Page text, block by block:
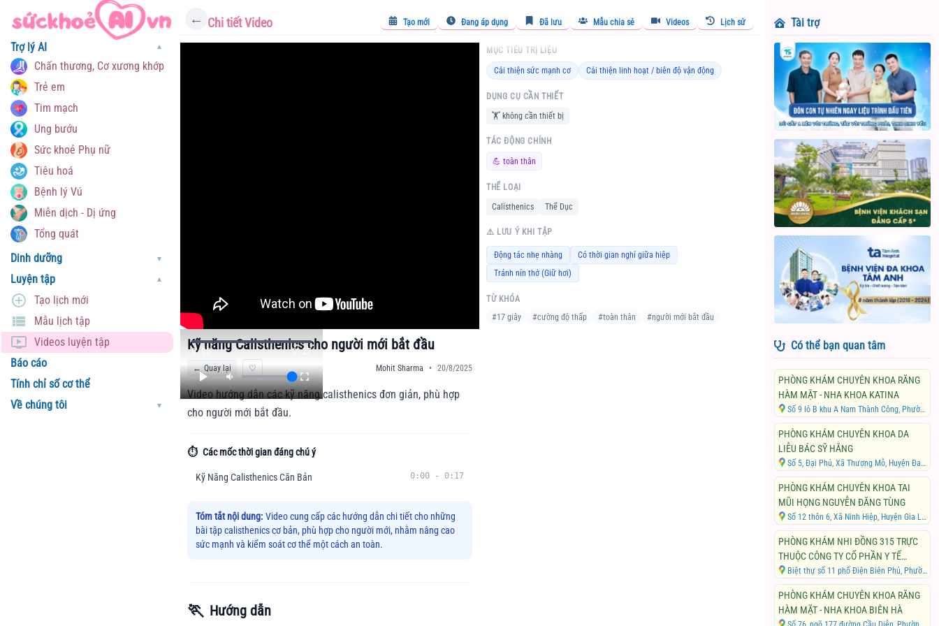
Trợ lý AI ▼
Chấn thương, Cơ xương khớp
Trẻ em
Tim mạch
Ung bướu
Sức khoẻ Phụ nữ
Tiêu hoá
Bệnh lý Vú
Miễn dịch - Dị ứng
Tổng quát
Dinh dưỡng
▼
Luyện tập ▼
Tạo lịch mới
Mẫu lịch tập
Videos luyện tập
Báo cáo
Tính chỉ số cơ thể
Về chúng tôi
▼
← Chi tiết Video Tạo mới Đang áp dụng Đã lưu Mẫu chia sẻ Videos Lịch sử
0:00 0:17
Kỹ năng Calisthenics cho người mới bắt đầu
← Quay lại ♡ Mohit Sharma • 20/8/2025
Video hướng dẫn các kỹ năng calisthenics đơn giản, phù hợp
cho người mới bắt đầu.
⏱️ Các mốc thời gian đáng chú ý
Kỹ Năng Calisthenics Căn Bản 0:00 - 0:17
Tóm tắt nội dung: Video cung cấp các hướng dẫn chi tiết cho những
bài tập calisthenics cơ bản, phù hợp cho người mới, nhằm nâng cao
sức mạnh và kiểm soát cơ thể một cách an toàn.
🏃 Hướng dẫn
MỤC TIÊU TRỊ LIỆU
Cải thiện sức mạnh cơ Cải thiện linh hoạt / biên độ vận động
DỤNG CỤ CẦN THIẾT
🏋️ không cần thiết bị
TÁC ĐỘNG CHÍNH
💪 toàn thân
THỂ LOẠI
Calisthenics
Thể Dục
⚠️ LƯU Ý KHI TẬP
Động tác nhẹ nhàng
Có thời gian nghỉ giữa hiệp
Tránh nín thở (Giữ hơi)
TỪ KHÓA
#17 giây #cường độ thấp #toàn thân #người mới bắt đầu
Tài trợ
Có thể bạn quan tâm
PHÒNG KHÁM CHUYÊN KHOA RĂNG
HÀM MẶT - NHA KHOA KATINA
Số 9 lô B khu A Nam Thành Công, Phường Láng Hạ, Quận Đống Đa, Thành phố Hà Nội
PHÒNG KHÁM CHUYÊN KHOA DA
LIỄU BÁC SỸ HẰNG
Số 5, Đại Phú, Xã Thượng Mỗ, Huyện Đan Phượng, Thành phố Hà Nội
PHÒNG KHÁM CHUYÊN KHOA TAI
MŨI HỌNG NGUYỄN ĐĂNG TÙNG
Số 12 thôn 6, Xã Ninh Hiệp, Huyện Gia Lâm, Thành phố Hà Nội
PHÒNG KHÁM NHI ĐỒNG 315 TRỰC
THUỘC CÔNG TY CỔ PHẦN Y TẾ
CHẤN VĂN
Biệt thự số 11 phố Điện Biên Phủ, Phường Điện Biên, Quận Ba Đình, Thành phố Hà Nội
PHÒNG KHÁM CHUYÊN KHOA RĂNG
HÀM MẶT - NHA KHOA BIÊN HÀ